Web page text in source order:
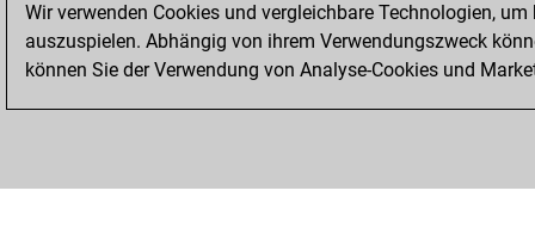
Wir verwenden Cookies und vergleichbare Technologien,
auszuspielen. Abhängig von ihrem Verwendungszweck
können Sie der Verwendung von Analyse-Cookies und